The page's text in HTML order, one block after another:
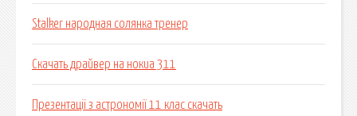
Stalker народная солянка тренер
Скачать драйвер на нокиа 311
Презентації з астрономії 11 клас скачать